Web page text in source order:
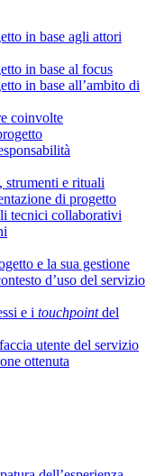
in base agli attori
in base al focus
in base all’ambito di
coinvolte
strumenti e rituali
di progetto
tecnici collaborativi
e la sua gestione
d’uso del servizio
e i touchpointdel
utente del servizio
ottenuta